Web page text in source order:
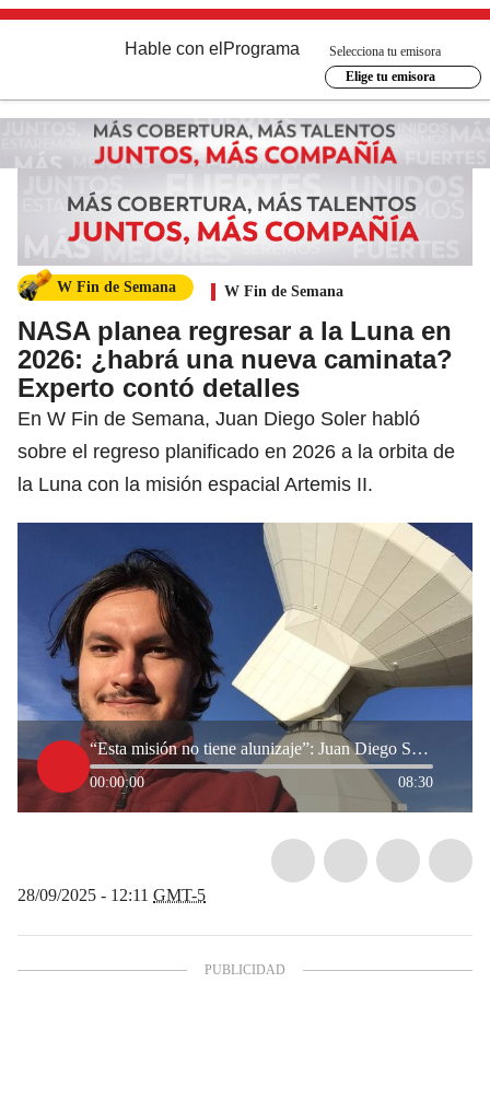
Hable con el Programa
Selecciona tu emisora
Elige tu emisora
W Fin de Semana W Fin de Semana
NASA planea regresar a la Luna en
2026: ¿habrá una nueva caminata?
Experto contó detalles
En W Fin de Semana, Juan Diego Soler habló
sobre el regreso planificado en 2026 a la orbita de
la Luna con la misión espacial Artemis II.
“Esta misión no tiene alunizaje”: Juan Diego Soler dio detalles del regreso de Artemis II a la Luna
00:00:00 08:30
28/09/2025 - 12:11 GMT-5